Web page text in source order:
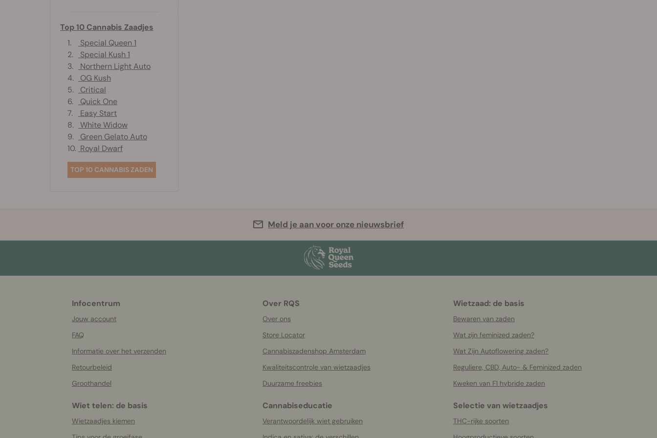
Top 10 Cannabis Zaadjes
1.
Special Queen 1
2.
Special Kush 1
3.
Northern Light Auto
4.
OG Kush
5.
Critical
6.
Quick One
7.
Easy Start
8.
White Widow
9.
Green Gelato Auto
10. Royal Dwarf
TOP 10 CANNABIS ZADEN
Meld je aan voor onze nieuwsbrief
Infocentrum
Jouw account
FAQ
Informatie over het verzenden
Retourbeleid
Groothandel
Over RQS
Over ons
Store Locator
Cannabiszadenshop Amsterdam
Kwaliteitscontrole van wietzaadjes
Duurzame freebies
Wietzaad: de basis
Bewaren van zaden
Wat zijn feminized zaden?
Wat Zijn Autoflowering zaden?
Reguliere, CBD, Auto- & Feminized zaden
Kweken van F1 hybride zaden
Wiet telen: de basis
Wietzaadjes kiemen
Cannabiseducatie
Verantwoordelijk wiet gebruiken
Selectie van wietzaadjes
THC-rijke soorten